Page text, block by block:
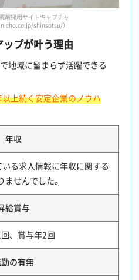
剤採用サイトキャプチャ
shinsotsu/）
ップが叶う理由
地域に留まらず活躍できる
上続く安定企業のノウハ
年収
る求人情報に年収に関する
ませんでした。
給賞与
、賞与年2回
の有無